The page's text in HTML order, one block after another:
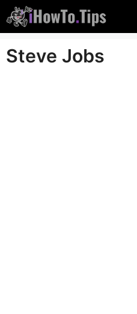
Saltar
al
contenido
Steve Jobs